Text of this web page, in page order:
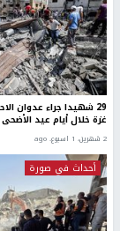
29 شهيدا جراء عدوان
غزة خلال أيام عيد الأضحى
2 شهرين، 1 اسبوع. ago
أحداث في صورة